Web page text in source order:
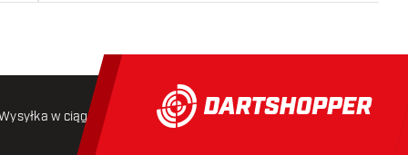
w ciągu 24 godzin Darmowa wysyłka od 250 złoty